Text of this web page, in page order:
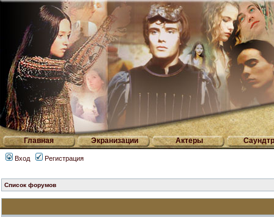
Главная Экранизации Актеры
Вход Регистрация
Список форумов